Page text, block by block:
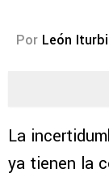
Por León
La
ya tienen la